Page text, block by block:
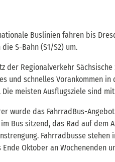
Buslinien fahren bis
S-Bahn (S1/S2) um.
der Regionalverkehr Sächsische
und schnelles Vorankommen in
meisten Ausflugsziele sind
wurde das FahrradBus-
Bus sitzend, das Rad auf dem
Fahrradbusse
Oktober an Wochenenden